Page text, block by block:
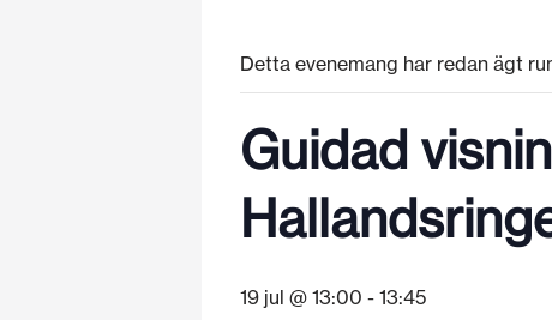
Detta evenemang har redan ägt
Guidad
19 jul @ 13:00 - 13:45